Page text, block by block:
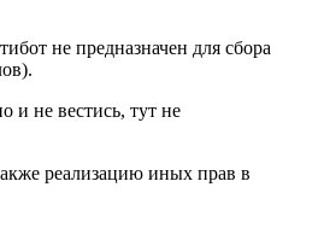
не предназначен для сбора
и не вестись, тут не
реализацию иных прав в